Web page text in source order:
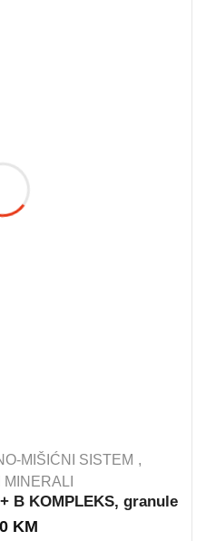
MIŠIĆNI SISTEM
B KOMPLEKS, granule
KM